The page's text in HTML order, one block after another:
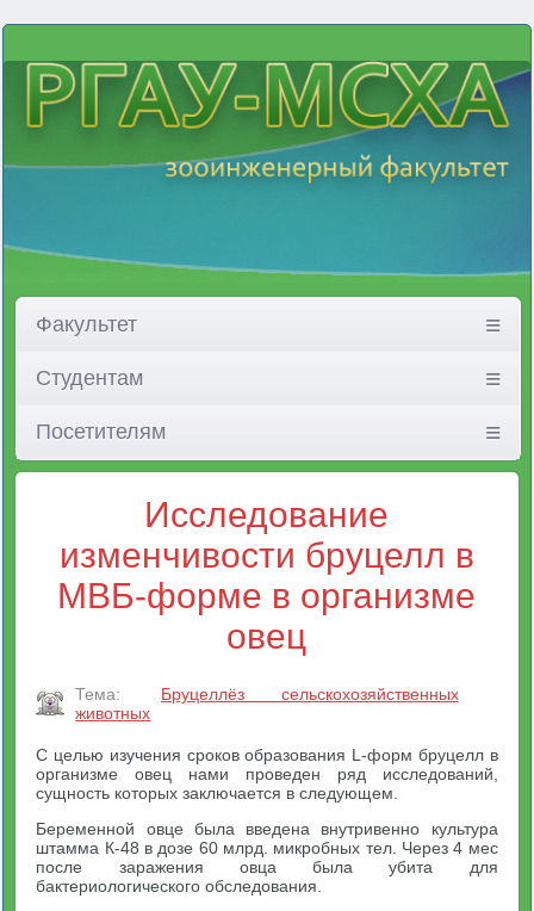
Факультет
Студентам
Посетителям
Исследование
изменчивости бруцелл в
МВБ-форме в организме
овец
Тема:
Бруцеллёз сельскохозяйственных
животных
С целью изучения сроков образования L-форм бруцелл в
организме овец нами проведен ряд исследований,
сущность которых заключается в следующем.
Беременной овце была введена внутривенно культура
штамма К-48 в дозе 60 млрд. микробных тел. Через 4 мес
после заражения овца была убита для
бактериологического обследования.